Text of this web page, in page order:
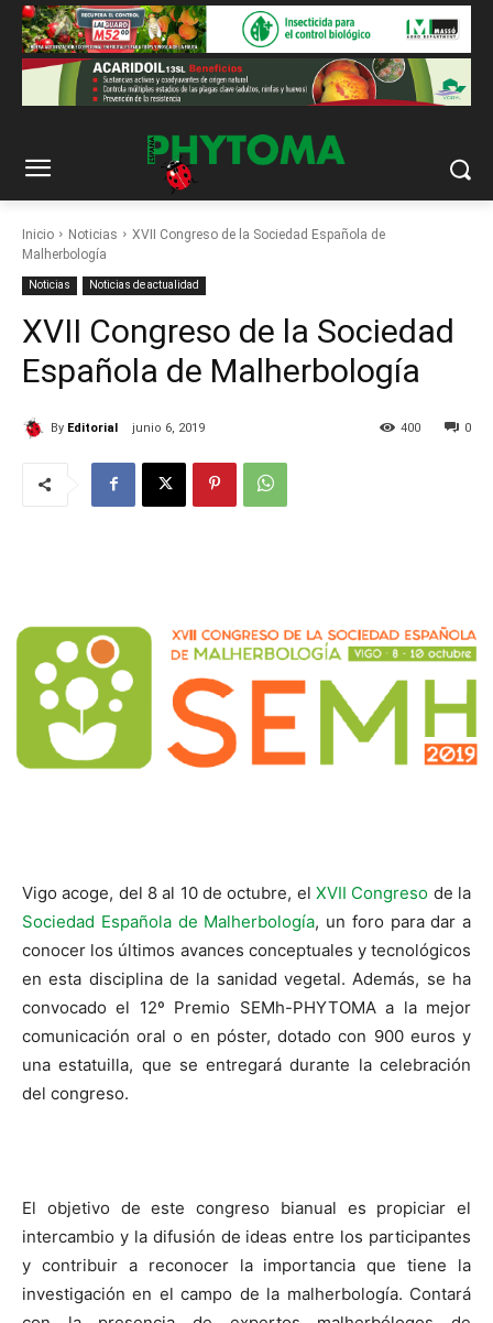
Inicio Noticias
XVII Congreso de la Sociedad Española de
Malherbología
Noticias Noticias de actualidad
XVII Congreso de la Sociedad
Española de Malherbología
By Editorial junio 6, 2019 0
400
Vigo acoge, del 8 al 10 de octubre, el XVII Congreso de la
Sociedad Española de Malherbología, un foro para dar a
conocer los últimos avances conceptuales y tecnológicos
en esta disciplina de la sanidad vegetal. Además, se ha
convocado el 12º Premio SEMh-PHYTOMA a la mejor
comunicación oral o en póster, dotado con 900 euros y
una estatuilla, que se entregará durante la celebración
del congreso.
El objetivo de este congreso bianual es propiciar el
intercambio y la difusión de ideas entre los participantes
y contribuir a reconocer la importancia que tiene la
investigación en el campo de la malherbología. Contará